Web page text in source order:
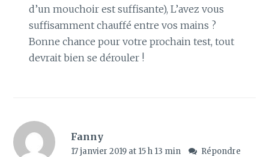
d’un mouchoir est suffisante), L’avez vous
suffisamment chauffé entre vos mains ?
Bonne chance pour votre prochain test, tout
devrait bien se dérouler !
Fanny
17 janvier 2019 at 15 h 13 min Répondre